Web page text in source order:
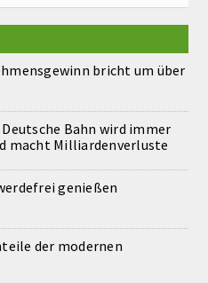
bricht um über
Bahn wird immer
macht Milliardenverluste
genießen
der modernen